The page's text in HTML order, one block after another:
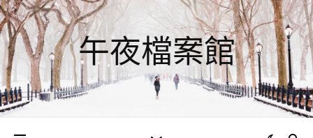
午夜檔案館